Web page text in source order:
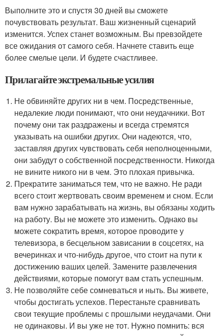
Выполните это и спустя 30 дней вы сможете
почувствовать результат. Ваш жизненный сценарий
изменится. Успех станет возможным. Вы превзойдете
все ожидания от самого себя. Начнете ставить еще
более смелые цели. И будете счастливее.
Прилагайте экстремальные усилия
Не обвиняйте других ни в чем. Посредственные,
недалекие люди понимают, что они неудачники. Вот
почему они так раздражены и всегда стремятся
указывать на ошибки других. Они надеются, что,
заставляя других чувствовать себя неполноценными,
они забудут о собственной посредственности. Никогда
не вините никого ни в чем. Это плохая привычка.
Прекратите заниматься тем, что не важно. Не ради
всего стоит жертвовать своим временем и сном. Если
вам нужно зарабатывать на жизнь, вы обязаны ходить
на работу. Вы не можете это изменить. Однако вы
можете сократить время, которое проводите у
телевизора, в бесцельном зависании в соцсетях, на
вечеринках и что-нибудь другое, что стоит на пути к
достижению ваших целей. Замените развлечения
действиями, которые помогут вам стать успешным.
Не позволяйте себе сомневаться и ныть. Вы живете,
чтобы достигать успехов. Перестаньте сравнивать
свои текущие проблемы с прошлыми неудачами. Они
не одинаковы. И вы уже не тот. Нужно помнить: вся